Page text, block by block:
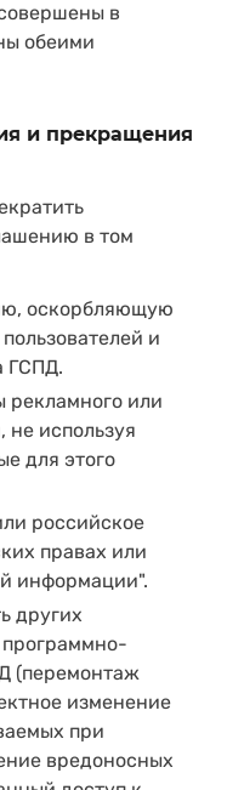
в
обеими
и прекращения
в том
оскорбляющую
и
ГСПД.
рекламного или
используя
для этого
российское
правах или
информации".
других
программно-
(перемонтаж
изменение
при
вредоносных